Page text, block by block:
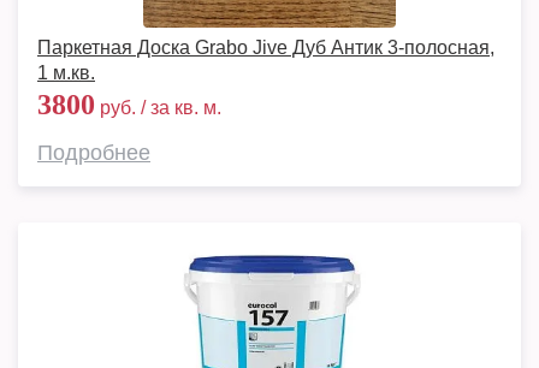
Паркетная Доска Grabo Jive Дуб Антик 3-полосная,
1 м.кв.
3800 руб. / за кв. м.
Подробнее